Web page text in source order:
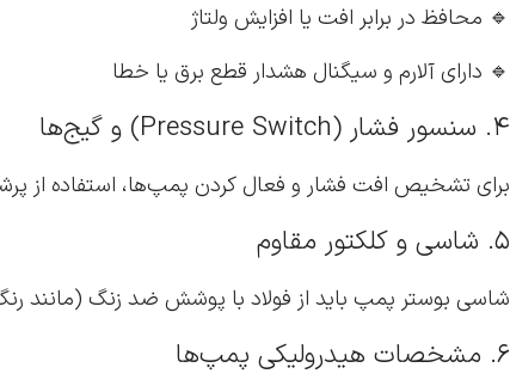
🔹 محافظ در برابر افت یا افزایش ولتاژ
🔹 دارای آلارم و سیگنال هشدار قطع برق یا خطا
۴. سنسور فشار (Pressure Switch) و گیج‌ها
برای تشخیص افت فشار و فعال کردن پمپ‌ها، استفاده
۵. شاسی و کلکتور مقاوم
شاسی بوستر پمپ باید از فولاد با پوشش ضد زنگ (مانند
۶. مشخصات هیدرولیکی پمپ‌ها